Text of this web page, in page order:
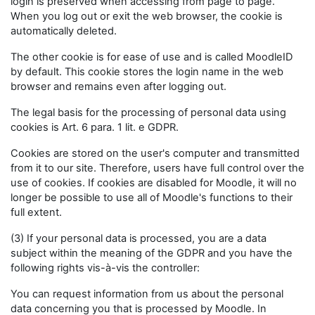
When you log out or exit the web browser, the cookie is
automatically deleted.
The other cookie is for ease of use and is called MoodleID
by default. This cookie stores the login name in the web
browser and remains even after logging out.
The legal basis for the processing of personal data using
cookies is Art. 6 para. 1 lit. e GDPR.
Cookies are stored on the user's computer and transmitted
from it to our site. Therefore, users have full control over the
use of cookies. If cookies are disabled for Moodle, it will no
longer be possible to use all of Moodle's functions to their
full extent.
(3) If your personal data is processed, you are a data
subject within the meaning of the GDPR and you have the
following rights vis-à-vis the controller:
You can request information from us about the personal
data concerning you that is processed by Moodle. In